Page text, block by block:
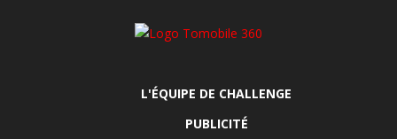
L'ÉQUIPE DE CHALLENGE
PUBLICITÉ